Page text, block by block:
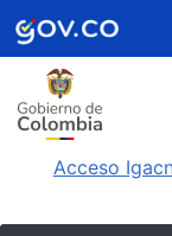
Pasar al contenido
Acceso